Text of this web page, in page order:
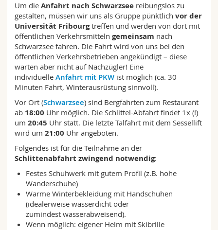
Um die Anfahrt nach Schwarzsee reibungslos zu
gestalten, müssen wir uns als Gruppe pünktlich vor der
Universität Fribourgtreffen und werden von dort mit
öffentlichen Verkehrsmitteln gemeinsam nach
Schwarzsee fahren. Die Fahrt wird von uns bei den
öffentlichen Verkehrsbetrieben angekündigt – diese
warten aber nicht auf Nachzügler! Eine
individuelle Anfahrt mit PKW ist möglich (ca. 30
Minuten Fahrt, Winterausrüstung sinnvoll).
Vor Ort (Schwarzsee) sind Bergfahrten zum Restaurant
ab 18:00 Uhr möglich. Die Schlittel-Abfahrt findet 1x (!)
um 20:45 Uhr statt. Die letzte Talfahrt mit dem Sessellift
wird um 21:00 Uhr angeboten.
Folgendes ist für die Teilnahme an der
Schlittenabfahrt zwingend notwendig:
Festes Schuhwerk mit gutem Profil (z.B. hohe
Wanderschuhe)
Warme Winterbekleidung mit Handschuhen
(idealerweise wasserdicht oder
zumindest wasserabweisend).
Wenn möglich: eigener Helm mit Skibrille